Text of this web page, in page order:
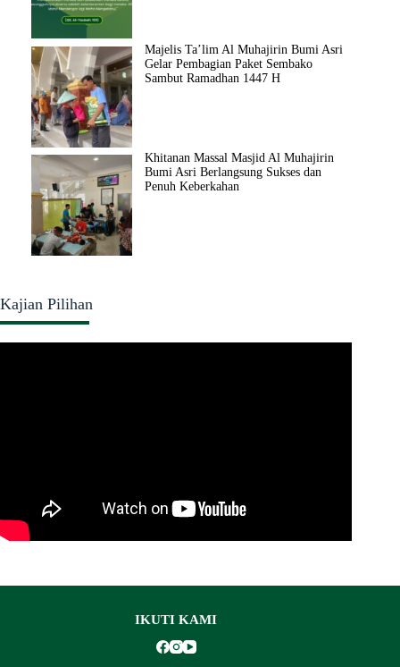
Majelis Ta’lim Al Muhajirin Bumi Asri
Gelar Pembagian Paket Sembako
Sambut Ramadhan 1447 H
Khitanan Massal Masjid Al Muhajirin
Bumi Asri Berlangsung Sukses dan
Penuh Keberkahan
Kajian Pilihan
IKUTI KAMI